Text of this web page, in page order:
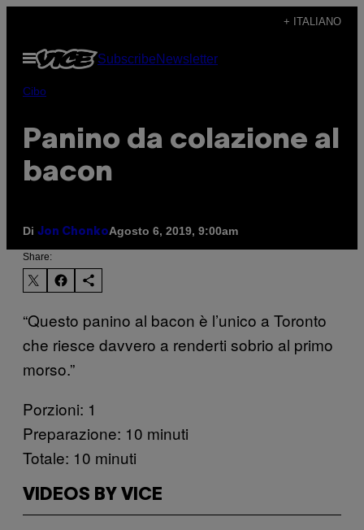
contenuto
+ ITALIANO
Apri
SubscribeNewsletter
Cibo
Panino da colazione al
bacon
Di Jon ChonkoAgosto 6, 2019, 9:00am
Share:
“Questo panino al bacon è l’unico a Toronto
che riesce davvero a renderti sobrio al primo
morso.”
Porzioni: 1
Preparazione: 10 minuti
Totale: 10 minuti
VIDEOS BY VICE